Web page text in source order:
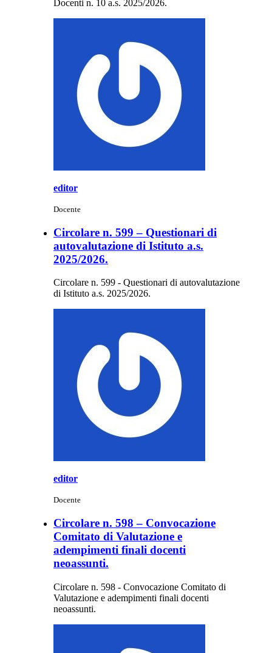
Docenti n. 10 a.s. 2025/2026.
editor
Docente
Circolare n. 599 – Questionari di
autovalutazione di Istituto a.s.
2025/2026.
Circolare n. 599 - Questionari di autovalutazione
di Istituto a.s. 2025/2026.
editor
Docente
Circolare n. 598 – Convocazione
Comitato di Valutazione e
adempimenti finali docenti
neoassunti.
Circolare n. 598 - Convocazione Comitato di
Valutazione e adempimenti finali docenti
neoassunti.